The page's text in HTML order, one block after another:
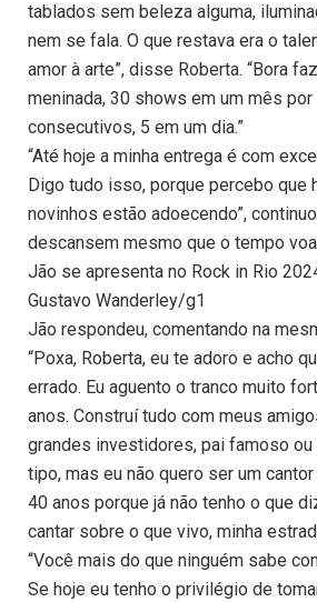
tablados sem beleza alguma,
nem se fala. O que restava era o
amor à arte”, disse Roberta. “Bora
meninada, 30 shows em um mês por
consecutivos, 5 em um dia.”
“Até hoje a minha entrega é com
Digo tudo isso, porque percebo que
novinhos estão adoecendo”,
descansem mesmo que o tempo
Jão se apresenta no Rock in Rio
Gustavo Wanderley/g1
Jão respondeu, comentando na
“Poxa, Roberta, eu te adoro e acho
errado. Eu aguento o tranco muito
anos. Construí tudo com meus
grandes investidores, pai famoso ou
tipo, mas eu não quero ser um
40 anos porque já não tenho o que
cantar sobre o que vivo, minha
“Você mais do que ninguém sabe
Se hoje eu tenho o privilégio de